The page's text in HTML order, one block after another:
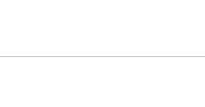
C